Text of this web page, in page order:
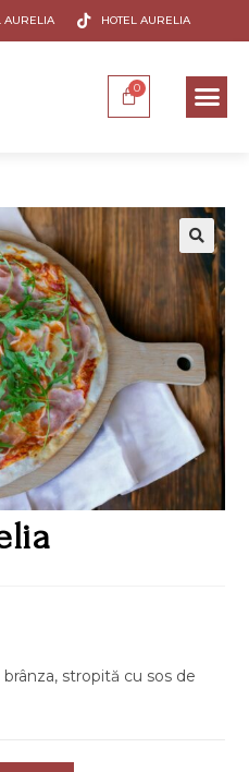
AURELIA HOTEL AURELIA
stropită cu sos de